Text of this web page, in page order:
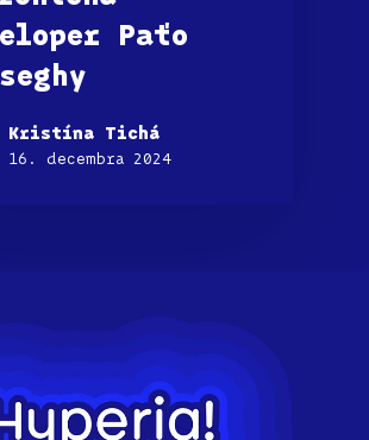
Paťo
Kristína Tichá
16. decembra 2024